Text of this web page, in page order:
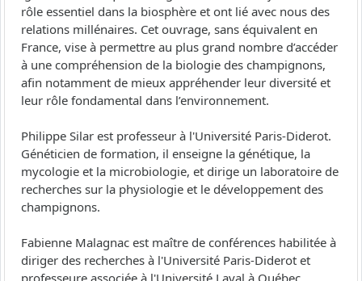
rôle essentiel dans la biosphère et ont lié avec nous des
relations millénaires. Cet ouvrage, sans équivalent en
France, vise à permettre au plus grand nombre d’accéder
à une compréhension de la biologie des champignons,
afin notamment de mieux appréhender leur diversité et
leur rôle fondamental dans l’environnement.
Philippe Silar est professeur à l'Université Paris-Diderot.
Généticien de formation, il enseigne la génétique, la
mycologie et la microbiologie, et dirige un laboratoire de
recherches sur la physiologie et le développement des
champignons.
Fabienne Malagnac est maître de conférences habilitée à
diriger des recherches à l'Université Paris-Diderot et